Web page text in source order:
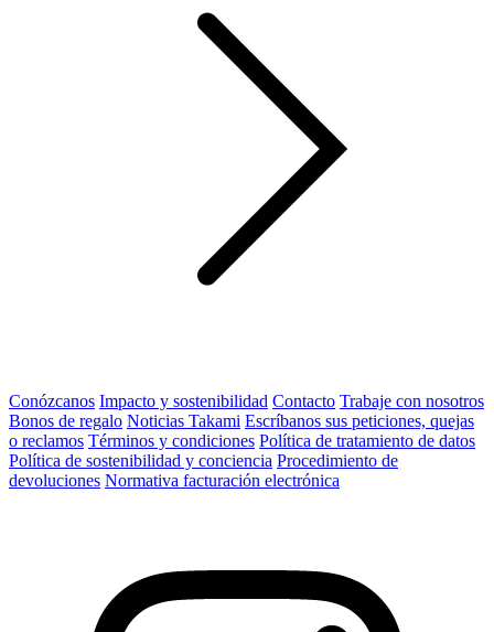
Conózcanos Impacto y sostenibilidad Contacto Trabaje con nosotros
Bonos de regalo Noticias Takami Escríbanos sus peticiones, quejas
o reclamos Términos y condiciones Política de tratamiento de datos
Política de sostenibilidad y conciencia Procedimiento de
devoluciones Normativa facturación electrónica